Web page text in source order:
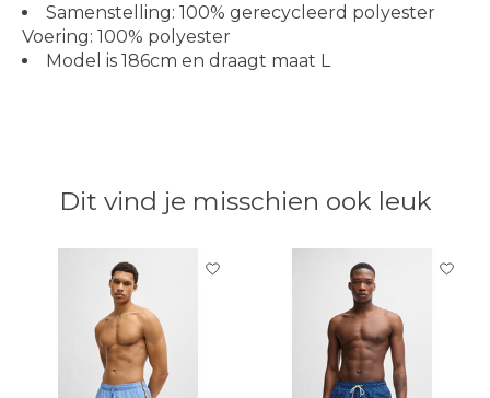
Samenstelling: 100% gerecycleerd polyester
Voering: 100% polyester
Model is 186cm en draagt maat L
Dit vind je misschien ook leuk
Items van productcarrousel